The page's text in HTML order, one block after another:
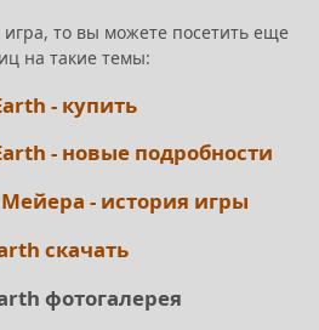
игра, то вы можете посетить еще
на такие темы:
- купить
- новые подробности
- история игры
скачать
фотогалерея